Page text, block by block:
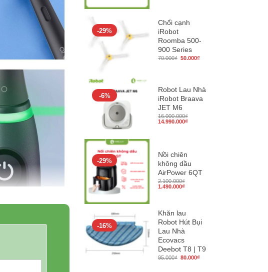
-29%
Chổi cạnh
iRobot
Roomba 500-
900 Series
70.000₫ Giá
50.000₫
-6%
Robot Lau Nhà
iRobot Braava
JET M6
16.000.000₫
Giá
14.990.000₫Giá
-29%
Nồi chiên
không dầu
AirPower 6QT
2.100.000₫
Giá
1.490.000₫Giá
-16%
Khăn lau
Robot Hút Bụi
Lau Nhà
Ecovacs
Deebot T8 | T9
95.000₫ Giá
80.000₫